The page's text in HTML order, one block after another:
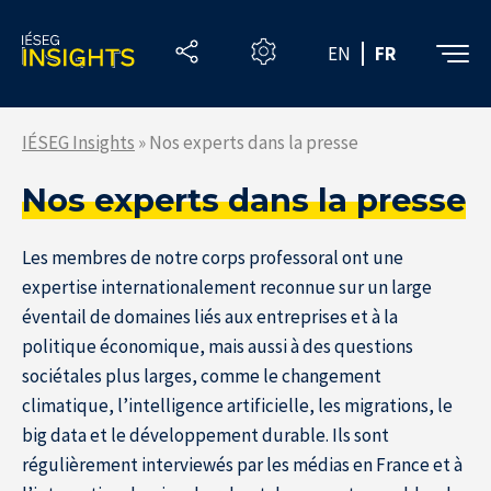
EN FR
the
content
IÉSEG Insights »Nos experts dans la presse
Nos experts dans la presse
Les membres de notre corps professoral ont une
expertise internationalement reconnue sur un large
éventail de domaines liés aux entreprises et à la
politique économique, mais aussi à des questions
sociétales plus larges, comme le changement
climatique, l’intelligence artificielle, les migrations, le
big data et le développement durable. Ils sont
régulièrement interviewés par les médias en France et à